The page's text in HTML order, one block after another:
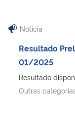
Notícia
Resultado
01/2025
Resultado
Outras